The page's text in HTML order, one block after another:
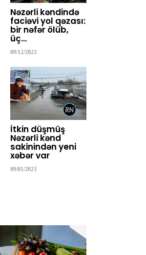
Nəzərli kəndində
faciəvi yol qəzası:
bir nəfər ölüb,
üç…
09/12/2023
İtkin düşmüş
Nəzərli kənd
sakinindən yeni
xəbər var
09/01/2023